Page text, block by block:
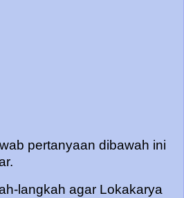
pertanyaan dibawah ini
langkah agar Lokakarya